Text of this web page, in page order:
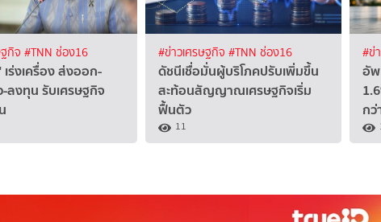
กิจ #TNN ช่อง16
ร่งเครื่อง ส่งออก-
ลงทุน รับเศรษฐกิจ
#ข่าวเศรษฐกิจ #TNN ช่อง16
ดัชนีเชื่อมั่นผู้บริโภคปรับเพิ่มขึ้น
สะท้อนสัญญาณเศรษฐกิจเริ่ม
ฟื้นตัว
11
#ข่
อัพ
กว่